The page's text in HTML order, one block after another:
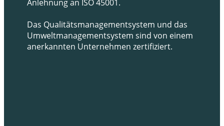
Anlehnung an ISO 45001.
Das Qualitätsmanagementsystem und das
Umweltmanagementsystem sind von einem
anerkannten Unternehmen zertifiziert.